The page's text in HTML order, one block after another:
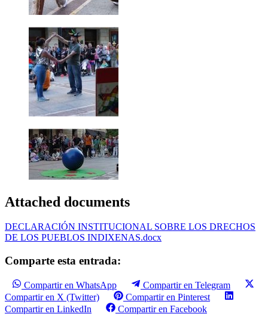
Attached documents
DECLARACIÓN INSTITUCIONAL SOBRE LOS DRECHOS
DE LOS PUEBLOS INDIXENAS.docx
Comparte esta entrada:
Compartir en WhatsApp
Compartir en Telegram
Compartir en X (Twitter)
Compartir en Pinterest
Compartir en LinkedIn
Compartir en Facebook